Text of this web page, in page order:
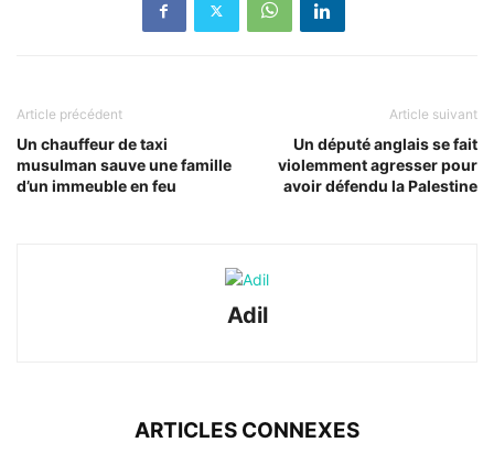
Article précédent
Un chauffeur de taxi
musulman sauve une famille
d’un immeuble en feu
Article suivant
Un député anglais se fait
violemment agresser pour
avoir défendu la Palestine
Adil
ARTICLES CONNEXES